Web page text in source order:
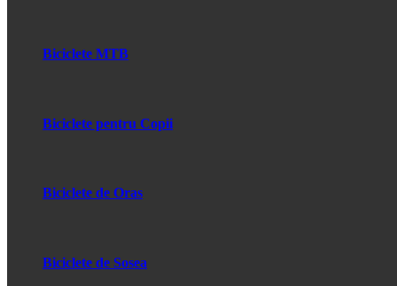
Biciclete MTB
Biciclete pentru Copii
Biciclete de Oras
Biciclete de Sosea